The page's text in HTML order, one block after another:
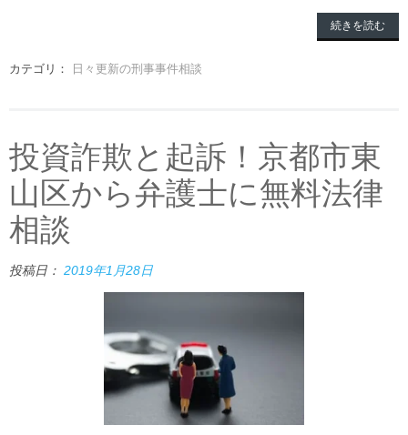
続きを読む
カテゴリ： 日々更新の刑事事件相談
投資詐欺と起訴！京都市東
山区から弁護士に無料法律
相談
投稿日： 2019年1月28日